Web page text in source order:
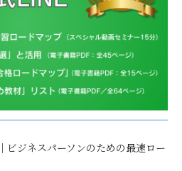
ビジネスパーソンのための最速ロー